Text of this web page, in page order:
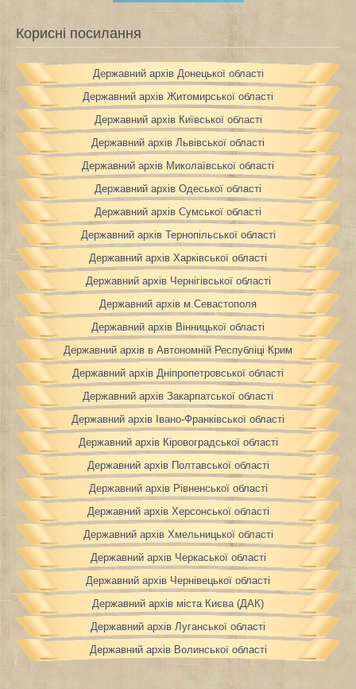
Корисні посилання
Державний архів Донецької області
Державний архів Житомирської області
Державний архів Київської області
Державний архів Львівської області
Державний архів Миколаївської області
Державний архів Одеської області
Державний архів Сумської області
Державний архів Тернопільської області
Державний архів Харківської області
Державний архів Чернігівської області
Державний архів м.Севастополя
Державний архів Вінницької області
Державний архів в Автономній Республіці Крим
Державний архів Дніпропетровської області
Державний архів Закарпатської області
Державний архів Івано-Франківської області
Державний архів Кіровоградської області
Державний архів Полтавської області
Державний архів Рівненської області
Державний архів Херсонської області
Державний архів Хмельницької області
Державний архів Черкаської області
Державний архів Чернівецької області
Державний архів міста Києва (ДАК)
Державний архів Луганської області
Державний архів Волинської області